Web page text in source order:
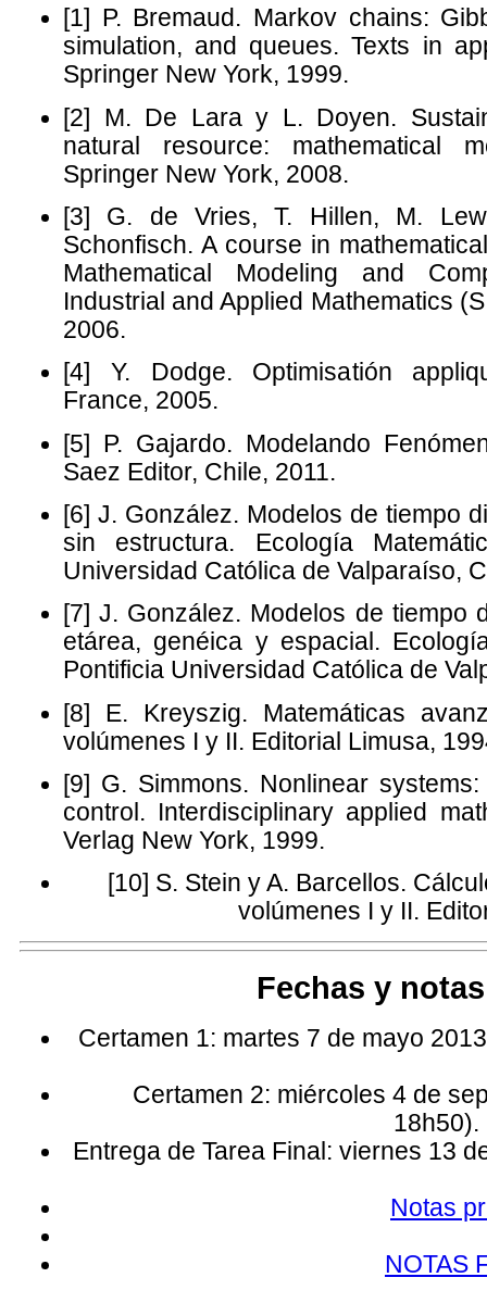
[1] P. Bremaud. Markov chains:
simulation, and queues. Texts in
Springer New York, 1999.
[2] M. De Lara y L. Doyen.
natural resource: mathematical
Springer New York, 2008.
[3] G. de Vries, T. Hillen, M.
Schonfisch. A course in
Mathematical Modeling and
Industrial and Applied Mathematics
2006.
[4] Y. Dodge. Optimisatión
France, 2005.
[5] P. Gajardo. Modelando
Saez Editor, Chile, 2011.
[6] J. González. Modelos de tiempo
sin estructura. Ecología
Universidad Católica de Valparaíso,
[7] J. González. Modelos de tiempo
etárea, genéica y espacial.
Pontificia Universidad Católica de
[8] E. Kreyszig. Matemáticas
volúmenes I y II. Editorial Limusa,
[9] G. Simmons. Nonlinear
control. Interdisciplinary applied
Verlag New York, 1999.
[10] S. Stein y A. Barcellos.
volúmenes I y II.
Fechas y
Certamen 1: martes 7 de mayo
Certamen 2: miércoles 4 de
18h50).
Entrega de Tarea Final: viernes 13
Notas
NOTAS